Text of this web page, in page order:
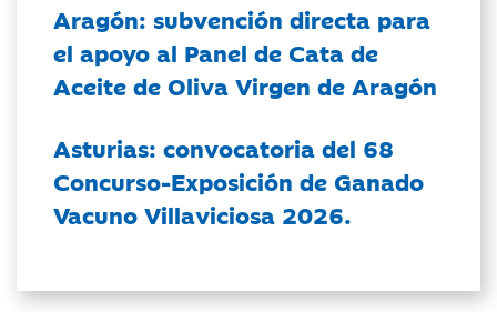
Aragón: subvención directa para
el apoyo al Panel de Cata de
Aceite de Oliva Virgen de Aragón
Asturias: convocatoria del 68
Concurso-Exposición de Ganado
Vacuno Villaviciosa 2026.